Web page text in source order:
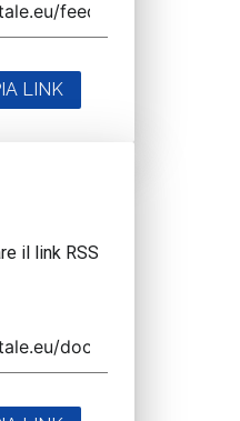
LINK
il link RSS